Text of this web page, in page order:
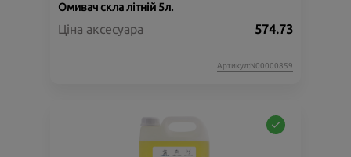
Омивач скла літній 5л.
Ціна аксесуара 574.73
Артикул:N00000859